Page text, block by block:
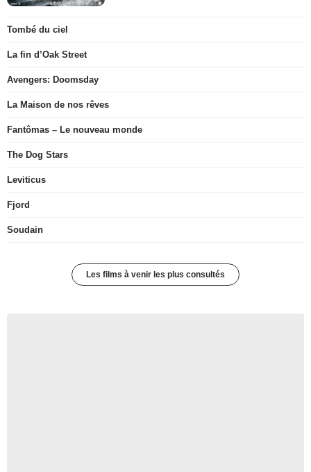
Tombé du ciel
La fin d’Oak Street
Avengers: Doomsday
La Maison de nos rêves
Fantômas – Le nouveau monde
The Dog Stars
Leviticus
Fjord
Soudain
Les films à venir les plus consultés